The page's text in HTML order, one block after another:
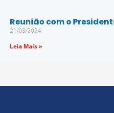
Reunião com o
21/03/2024
Leia Mais »